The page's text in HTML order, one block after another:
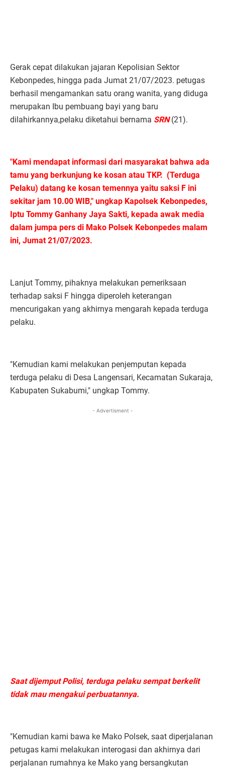
Gerak cepat dilakukan jajaran Kepolisian Sektor
Kebonpedes, hingga pada Jumat 21/07/2023. petugas
berhasil mengamankan satu orang wanita, yang diduga
merupakan Ibu pembuang bayi yang baru
dilahirkannya,pelaku diketahui bernama SRN(21).
"Kami mendapat informasi dari masyarakat bahwa ada
tamu yang berkunjung ke kosan atau TKP. (Terduga
Pelaku) datang ke kosan temennya yaitu saksi F ini
sekitar jam 10.00 WIB," ungkap Kapolsek Kebonpedes,
Iptu Tommy Ganhany Jaya Sakti, kepada awak media
dalam jumpa pers di Mako Polsek Kebonpedes malam
ini, Jumat 21/07/2023.
Lanjut Tommy, pihaknya melakukan pemeriksaan
terhadap saksi F hingga diperoleh keterangan
mencurigakan yang akhirnya mengarah kepada terduga
pelaku.
"Kemudian kami melakukan penjemputan kepada
terduga pelaku di Desa Langensari, Kecamatan Sukaraja,
Kabupaten Sukabumi," ungkap Tommy.
- Advertisment -
Saat dijemput Polisi, terduga pelaku sempat berkelit
tidak mau mengakui perbuatannya.
"Kemudian kami bawa ke Mako Polsek, saat diperjalanan
petugas kami melakukan interogasi dan akhirnya dari
perjalanan rumahnya ke Mako yang bersangkutan